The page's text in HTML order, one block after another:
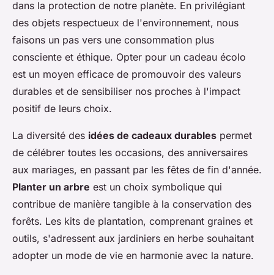
dans la protection de notre planète. En privilégiant
des objets respectueux de l'environnement, nous
faisons un pas vers une consommation plus
consciente et éthique. Opter pour un cadeau écolo
est un moyen efficace de promouvoir des valeurs
durables et de sensibiliser nos proches à l'impact
positif de leurs choix.
La diversité des idées de cadeaux durables permet
de célébrer toutes les occasions, des anniversaires
aux mariages, en passant par les fêtes de fin d'année.
Planter un arbre est un choix symbolique qui
contribue de manière tangible à la conservation des
forêts. Les kits de plantation, comprenant graines et
outils, s'adressent aux jardiniers en herbe souhaitant
adopter un mode de vie en harmonie avec la nature.